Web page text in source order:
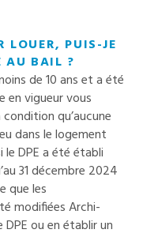
LOUER, PUIS-JE
AU BAIL ?
de 10 ans et a été
en vigueur vous
qu’aucune
dans le logement
DPE a été établi
31 décembre 2024
que les
modifiées Archi-
ou en établir un